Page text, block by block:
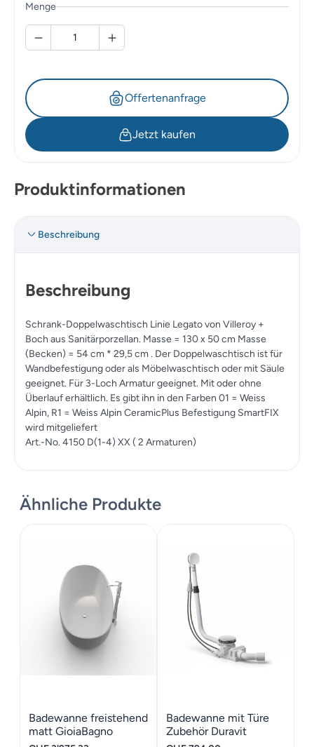
Menge
Offertenanfrage
Jetzt kaufen
Produktinformationen
Beschreibung
Beschreibung
Schrank-Doppelwaschtisch Linie Legato von Villeroy +
Boch aus Sanitärporzellan. Masse = 130 x 50 cm Masse
(Becken) = 54 cm * 29,5 cm . Der Doppelwaschtisch ist für
Wandbefestigung oder als Möbelwaschtisch oder mit Säule
geeignet. Für 3-Loch Armatur geeignet. Mit oder ohne
Überlauf erhältlich. Es gibt ihn in den Farben 01 = Weiss
Alpin, R1 = Weiss Alpin CeramicPlus Befestigung SmartFIX
wird mitgeliefert
Art.-No. 4150 D(1-4) XX ( 2 Armaturen)
Ähnliche Produkte
Badewanne freistehend
matt GioiaBagno
Wanne Carmen-165
Badewanne mit Türe
Zubehör Duravit
Shower + Bath